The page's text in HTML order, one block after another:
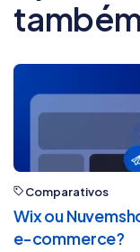
Comparativos
Wix ou
e-commerce?